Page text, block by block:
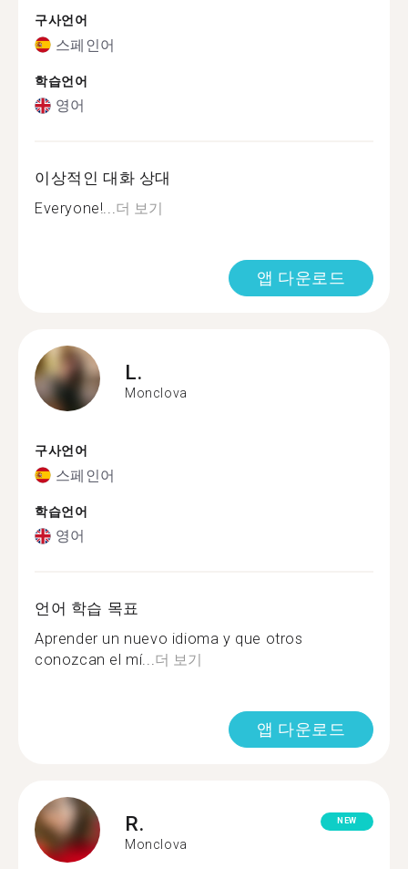
구사언어
스페인어
학습언어
영어
이상적인 대화 상대
Everyone!...더 보기
앱 다운로드
L.
Monclova
구사언어
스페인어
학습언어
영어
언어 학습 목표
Aprender un nuevo idioma y que otros
conozcan el mí...더 보기
앱 다운로드
R.
Monclova
NEW